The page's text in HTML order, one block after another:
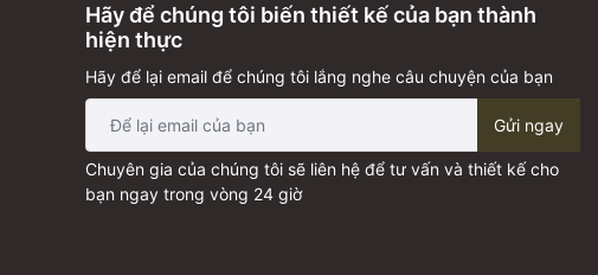
Hãy để chúng tôi biến thiết kế của bạn thành
hiện thực
Hãy để lại email để chúng tôi lắng nghe câu chuyện của bạn
Gửi ngay
Chuyên gia của chúng tôi sẽ liên hệ để tư vấn và thiết kế cho
bạn ngay trong vòng 24 giờ